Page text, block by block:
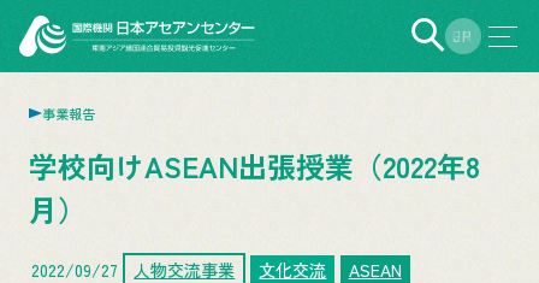
EN
JP
事業報告
学校向けASEAN出張授業（2022年8
月）
2022/09/27 人物交流事業 文化交流 ASEAN